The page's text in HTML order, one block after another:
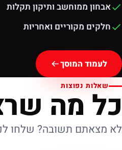
אבחון ממוחשב ותיקון תקלות
חלקים מקוריים ואחריות
לעמוד המוסך
שאלות נפוצות
כל מה
לא מצאתם תשובה? שלחו